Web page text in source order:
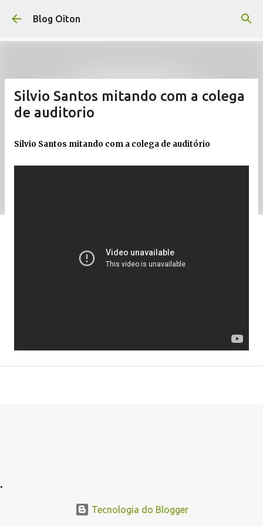
Pular para o conteúdo principal
Blog Oiton
Silvio Santos mitando com a colega
de auditorio
Silvio Santos mitando com a colega de auditório
.
Tecnologia do Blogger